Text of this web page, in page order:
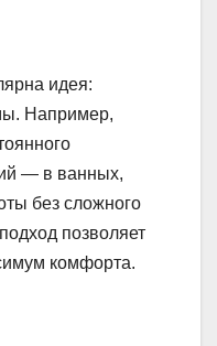
идея:
Например,
— в ванных,
без сложного
позволяет
комфорта.